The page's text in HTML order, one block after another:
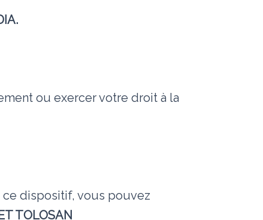
ou exercer votre droit à la
dispositif, vous pouvez
TOLOSAN